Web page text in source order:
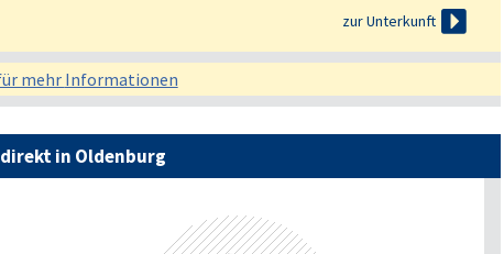
zur Unterkunft

mehr Informationen
in Oldenburg